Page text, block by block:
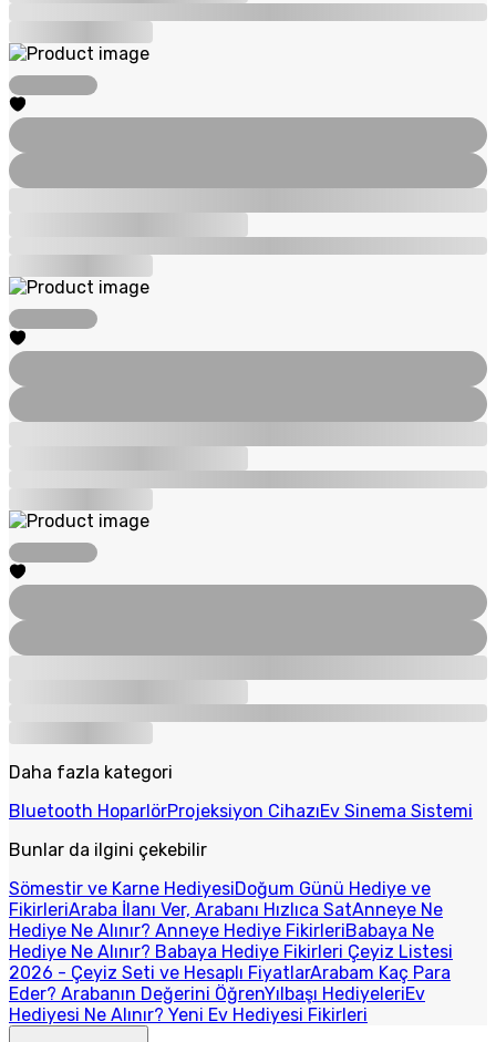
Daha fazla kategori
Bluetooth HoparlörProjeksiyon CihazıEv Sinema Sistemi
Bunlar da ilgini çekebilir
Sömestir ve Karne HediyesiDoğum Günü Hediye ve
FikirleriAraba İlanı Ver, Arabanı Hızlıca SatAnneye Ne
Hediye Ne Alınır? Anneye Hediye FikirleriBabaya Ne
Hediye Ne Alınır? Babaya Hediye Fikirleri Çeyiz Listesi
2026 - Çeyiz Seti ve Hesaplı FiyatlarArabam Kaç Para
Eder? Arabanın Değerini ÖğrenYılbaşı HediyeleriEv
Hediyesi Ne Alınır? Yeni Ev Hediyesi Fikirleri